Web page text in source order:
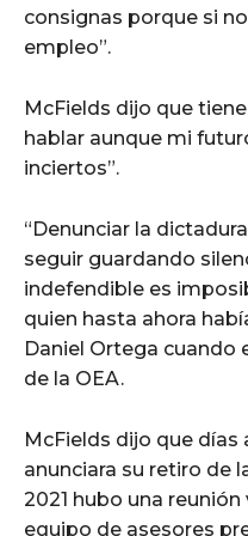
consignas porque si
empleo”.
McFields dijo que
hablar aunque mi
inciertos”.
“Denunciar la
seguir guardando
indefendible es
quien hasta ahora
Daniel Ortega cuando
de la OEA.
McFields dijo que días
anunciara su retiro de
2021 hubo una
equipo de asesores